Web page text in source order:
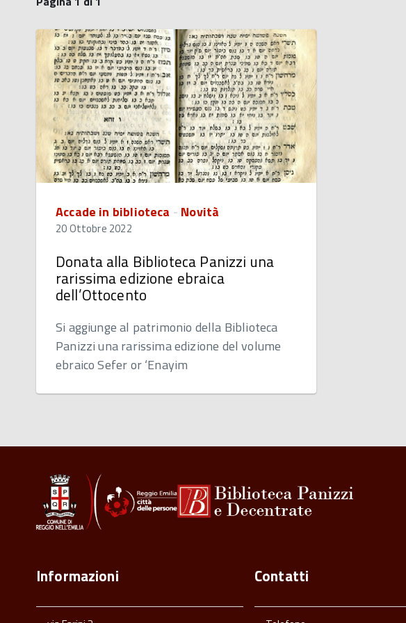
Accade in biblioteca - Novità
20 Ottobre 2022
Donata alla Biblioteca Panizzi una
rarissima edizione ebraica
dell’Ottocento
Si aggiunge al patrimonio della Biblioteca
Panizzi una rarissima edizione del volume
ebraico Sefer or ‘Enayim
Informazioni Contatti